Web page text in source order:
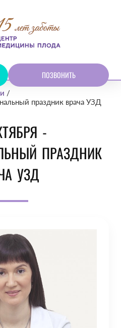
ПОЗВОНИТЬ
праздник врача УЗД
-
ПРАЗДНИК
УЗД